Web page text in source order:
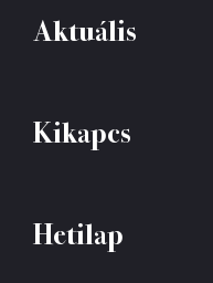
Aktuális
Kikapcs
Hetilap